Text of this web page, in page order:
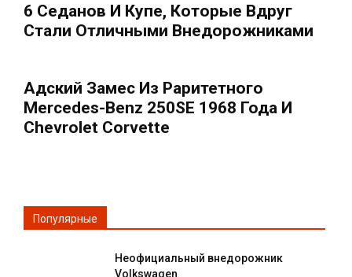
6 Седанов И Купе, Которые Вдруг
Стали Отличными Внедорожниками
Адский Замес Из Раритетного
Mercedes-Benz 250SE 1968 Года И
Chevrolet Corvette
Популярные
Неофициальный внедорожник
Volkswagen